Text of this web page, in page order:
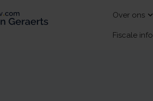
Over ons
Fiscale info